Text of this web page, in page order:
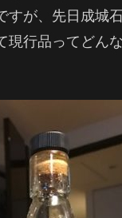
が、先日成城
現行品ってどん